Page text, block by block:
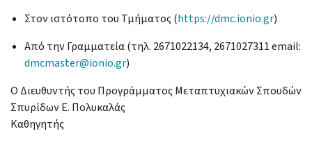
Στον ιστότοπο του Τμήματος (https://dmc.ionio.gr)
Από την Γραμματεία (τηλ. 2671022134, 2671027311 email:
dmcmaster@ionio.gr)
Ο Διευθυντής του Προγράμματος Μεταπτυχιακών Σπουδών
Σπυρίδων Ε. Πολυκαλάς
Καθηγητής